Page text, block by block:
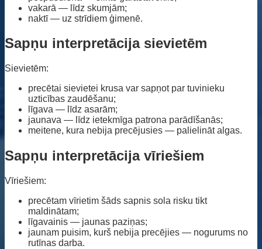
vakarā — līdz skumjām;
naktī — uz strīdiem ģimenē.
Sapņu interpretācija sievietēm
Sievietēm:
precētai sievietei krusa var sapņot par tuvinieku
uzticības zaudēšanu;
līgava — līdz asarām;
jaunava — līdz ietekmīga patrona parādīšanās;
meitene, kura nebija precējusies — palielināt algas.
Sapņu interpretācija vīriešiem
Vīriešiem:
precētam vīrietim šāds sapnis sola risku tikt
maldinātam;
līgavainis — jaunas paziņas;
jaunam puisim, kurš nebija precējies — nogurums no
rutīnas darba.